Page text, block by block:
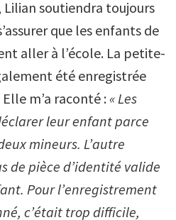
Lilian soutiendra toujours
que les enfants de
aller à l’école. La petite-
été enregistrée
m’a raconté : « Les
leur enfant parce
mineurs. L’autre
de pièce d’identité valide
Pour l’enregistrement
c’était trop difficile,